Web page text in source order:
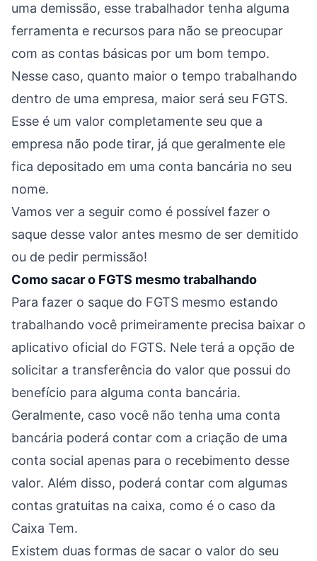
uma demissão, esse trabalhador tenha alguma
ferramenta e recursos para não se preocupar
com as contas básicas por um bom tempo.
Nesse caso, quanto maior o tempo trabalhando
dentro de uma empresa, maior será seu FGTS.
Esse é um valor completamente seu que a
empresa não pode tirar, já que geralmente ele
fica depositado em uma conta bancária no seu
nome.
Vamos ver a seguir como é possível fazer o
saque desse valor antes mesmo de ser demitido
ou de pedir permissão!
Como sacar o FGTS mesmo trabalhando
Para fazer o saque do FGTS mesmo estando
trabalhando você primeiramente precisa baixar o
aplicativo oficial do FGTS. Nele terá a opção de
solicitar a transferência do valor que possui do
benefício para alguma conta bancária.
Geralmente, caso você não tenha uma conta
bancária poderá contar com a criação de uma
conta social apenas para o recebimento desse
valor. Além disso, poderá contar com algumas
contas gratuitas na caixa, como é o caso da
Caixa Tem.
Existem duas formas de sacar o valor do seu